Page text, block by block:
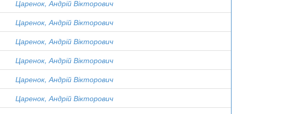
Царенок, Андрій Вікторович
Царенок, Андрій Вікторович
Царенок, Андрій Вікторович
Царенок, Андрій Вікторович
Царенок, Андрій Вікторович
Царенок, Андрій Вікторович